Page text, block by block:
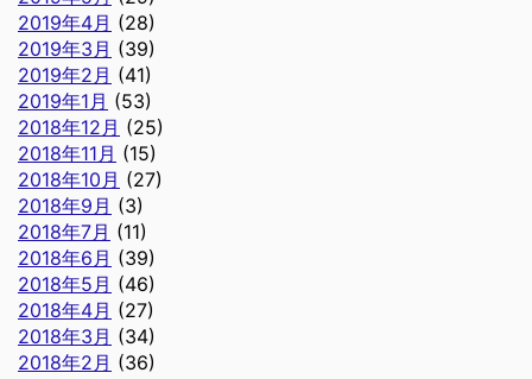
2019年4月 (28)
2019年3月 (39)
2019年2月 (41)
2019年1月 (53)
2018年12月 (25)
2018年11月 (15)
2018年10月 (27)
2018年9月 (3)
2018年7月 (11)
2018年6月 (39)
2018年5月 (46)
2018年4月 (27)
2018年3月 (34)
2018年2月 (36)